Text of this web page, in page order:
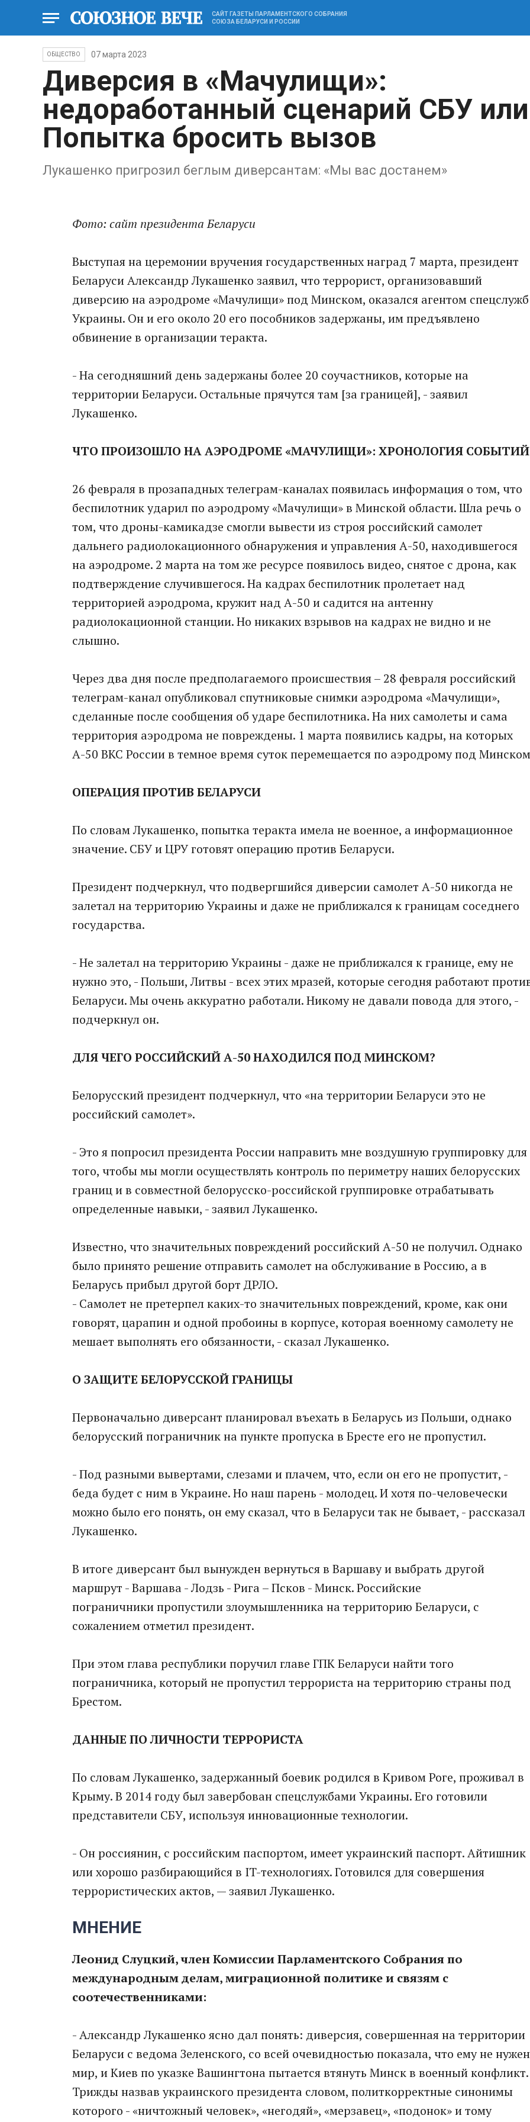
САЙТ ГАЗЕТЫ ПАРЛАМЕНТСКОГО СОБРАНИЯ
СОЮЗА БЕЛАРУСИ И РОССИИ
ОБЩЕСТВО 07 марта 2023
Диверсия в «Мачулищи»:
недоработанный сценарий СБУ или
Попытка бросить вызов
Лукашенко пригрозил беглым диверсантам: «Мы вас достанем»
Фото: сайт президента Беларуси
Выступая на церемонии вручения государственных наград 7 марта, президент
Беларуси Александр Лукашенко заявил, что террорист, организовавший
диверсию на аэродроме «Мачулищи» под Минском, оказался агентом спецслужб
Украины. Он и его около 20 его пособников задержаны, им предъявлено
обвинение в организации теракта.
- На сегодняшний день задержаны более 20 соучастников, которые на
территории Беларуси. Остальные прячутся там [за границей], - заявил
Лукашенко.
ЧТО ПРОИЗОШЛО НА АЭРОДРОМЕ «МАЧУЛИЩИ»: ХРОНОЛОГИЯ СОБЫТИЙ
26 февраля в прозападных телеграм-каналах появилась информация о том, что
беспилотник ударил по аэродрому «Мачулищи» в Минской области. Шла речь о
том, что дроны-камикадзе смогли вывести из строя российский самолет
дальнего радиолокационного обнаружения и управления А-50, находившегося
на аэродроме. 2 марта на том же ресурсе появилось видео, снятое с дрона, как
подтверждение случившегося. На кадрах беспилотник пролетает над
территорией аэродрома, кружит над А-50 и садится на антенну
радиолокационной станции. Но никаких взрывов на кадрах не видно и не
слышно.
Через два дня после предполагаемого происшествия – 28 февраля российский
телеграм-канал опубликовал спутниковые снимки аэродрома «Мачулищи»,
сделанные после сообщения об ударе беспилотника. На них самолеты и сама
территория аэродрома не повреждены. 1 марта появились кадры, на которых
А-50 ВКС России в темное время суток перемещается по аэродрому под
ОПЕРАЦИЯ ПРОТИВ БЕЛАРУСИ
По словам Лукашенко, попытка теракта имела не военное, а информационное
значение. СБУ и ЦРУ готовят операцию против Беларуси.
Президент подчеркнул, что подвергшийся диверсии самолет А-50 никогда не
залетал на территорию Украины и даже не приближался к границам соседнего
государства.
- Не залетал на территорию Украины - даже не приближался к границе, ему не
нужно это, - Польши, Литвы - всех этих мразей, которые сегодня работают
Беларуси. Мы очень аккуратно работали. Никому не давали повода для этого, -
подчеркнул он.
ДЛЯ ЧЕГО РОССИЙСКИЙ А-50 НАХОДИЛСЯ ПОД МИНСКОМ?
Белорусский президент подчеркнул, что «на территории Беларуси это не
российский самолет».
- Это я попросил президента России направить мне воздушную группировку для
того, чтобы мы могли осуществлять контроль по периметру наших белорусских
границ и в совместной белорусско-российской группировке отрабатывать
определенные навыки, - заявил Лукашенко.
Известно, что значительных повреждений российский А-50 не получил. Однако
было принято решение отправить самолет на обслуживание в Россию, а в
Беларусь прибыл другой борт ДРЛО.
- Самолет не претерпел каких-то значительных повреждений, кроме, как они
говорят, царапин и одной пробоины в корпусе, которая военному самолету не
мешает выполнять его обязанности, - сказал Лукашенко.
О ЗАЩИТЕ БЕЛОРУССКОЙ ГРАНИЦЫ
Первоначально диверсант планировал въехать в Беларусь из Польши, однако
белорусский пограничник на пункте пропуска в Бресте его не пропустил.
- Под разными вывертами, слезами и плачем, что, если он его не пропустит, -
беда будет с ним в Украине. Но наш парень - молодец. И хотя по-человечески
можно было его понять, он ему сказал, что в Беларуси так не бывает, - рассказал
Лукашенко.
В итоге диверсант был вынужден вернуться в Варшаву и выбрать другой
маршрут - Варшава - Лодзь - Рига – Псков - Минск. Российские
пограничники пропустили злоумышленника на территорию Беларуси, с
сожалением отметил президент.
При этом глава республики поручил главе ГПК Беларуси найти того
пограничника, который не пропустил террориста на территорию страны под
Брестом.
ДАННЫЕ ПО ЛИЧНОСТИ ТЕРРОРИСТА
По словам Лукашенко, задержанный боевик родился в Кривом Роге, проживал в
Крыму. В 2014 году был завербован спецслужбами Украины. Его готовили
представители СБУ, используя инновационные технологии.
- Он россиянин, с российским паспортом, имеет украинский паспорт. Айтишник
или хорошо разбирающийся в IT-технологиях. Готовился для совершения
террористических актов, — заявил Лукашенко.
МНЕНИЕ
Леонид Слуцкий, член Комиссии Парламентского Собрания по
международным делам, миграционной политике и связям с
соотечественниками:
- Александр Лукашенко ясно дал понять: диверсия, совершенная на территории
Беларуси с ведома Зеленского, со всей очевидностью показала, что ему не нужен
мир, и Киев по указке Вашингтона пытается втянуть Минск в военный конфликт.
Трижды назвав украинского президента словом, политкорректные синонимы
которого - «ничтожный человек», «негодяй», «мерзавец», «подонок» и тому